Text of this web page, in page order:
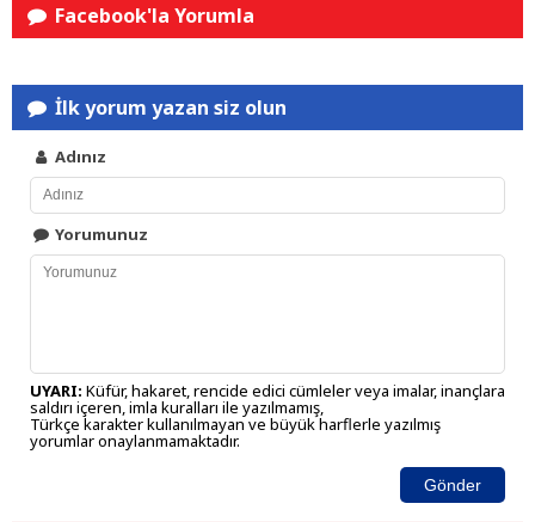
Facebook'la Yorumla
İlk yorum yazan siz olun
Adınız
Yorumunuz
UYARI: Küfür, hakaret, rencide edici cümleler veya imalar, inançlara
saldırı içeren, imla kuralları ile yazılmamış,
Türkçe karakter kullanılmayan ve büyük harflerle yazılmış
yorumlar onaylanmamaktadır.
Gönder